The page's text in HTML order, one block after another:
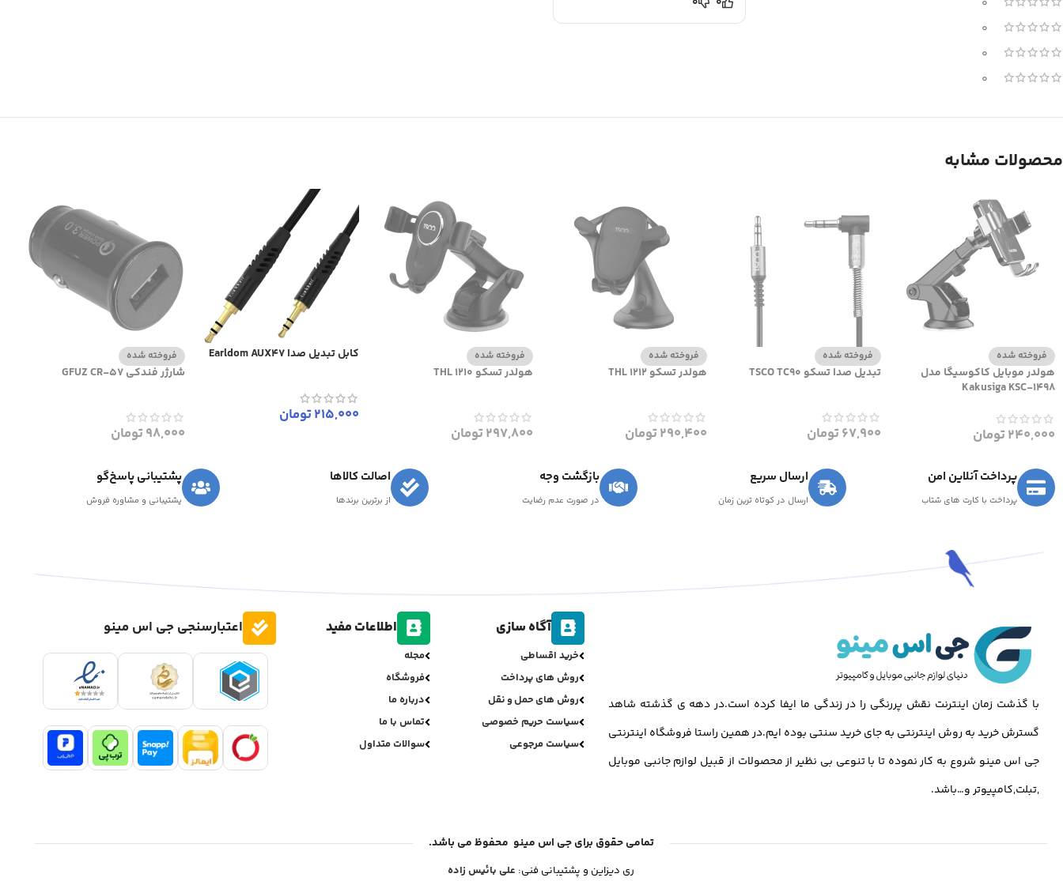
0
0
0
0
محصولات مشابه
فروخته شده
هولدر موبایل کاکوسیگا مدل
Kakusiga KSC-1498
240,000تومان
فروخته شده
تبدیل صدا تسکو TSCO TC90
67,900تومان
فروخته شده
هولدر تسکو THL 1212
290,400تومان
فروخته شده
هولدر تسکو THL 1210
297,800تومان
کابل تبدیل صدا Earldom AUX47
215,000تومان
فروخته شده
شارژر فندکی GFUZ CR-57
98,000تومان
پرداخت آنلاین امن
پرداخت با کارت های شتاب
ارسال سریع
ارسال در کوتاه ترین زمان
بازگشت وجه
در صورت عدم رضایت
اصالت کالاها
از برترین برندها
پشتیبانی پاسخ‌گو
پشتیبانی و مشاوره فروش
با گذشت زمان اینترنت نقش پررنگی را در زندگی ما ایفا کرده است.در دهه ی گذشته شاهد
گسترش خرید به روش اینترنتی به جای خرید سنتی بوده ایم.در همین راستا فروشگاه اینترنتی
جی اس مینو شروع به کار نموده تا با تنوعی بی نظیر از محصولات از قبیل لوازم جانبی موبایل
,تبلت,کامپیوتر و…باشد.
آگاه سازی
خرید اقساطی
روش های پرداخت
روش های حمل و نقل
سیاست حریم خصوصی
سیاست مرجوعی
اطلاعات مفید
مجله
فروشگاه
درباره ما
تماس با ما
سوالات متداول
اعتبارسنجی جی اس مینو
تمامی حقوق برای جی اس مینو محفوظ می باشد.
ری دیزاین و پشتیبانی فنی: علی بائیس زاده